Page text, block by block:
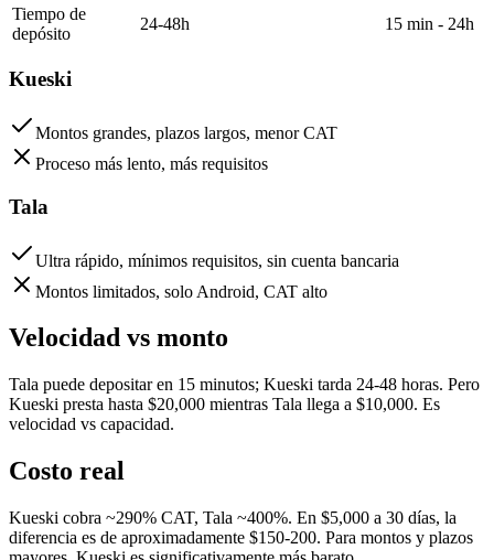
Tiempo de
depósito
24-48h 15 min - 24h
Kueski
Montos grandes, plazos largos, menor CAT
Proceso más lento, más requisitos
Tala
Ultra rápido, mínimos requisitos, sin cuenta bancaria
Montos limitados, solo Android, CAT alto
Velocidad vs monto
Tala puede depositar en 15 minutos; Kueski tarda 24-48 horas. Pero
Kueski presta hasta $20,000 mientras Tala llega a $10,000. Es
velocidad vs capacidad.
Costo real
Kueski cobra ~290% CAT, Tala ~400%. En $5,000 a 30 días, la
diferencia es de aproximadamente $150-200. Para montos y plazos